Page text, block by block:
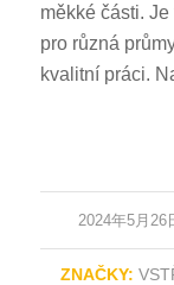
měkké části.
pro různá
kvalitní práci.
2024年5月26
/
ZNAČKY:
RU
NL
ES